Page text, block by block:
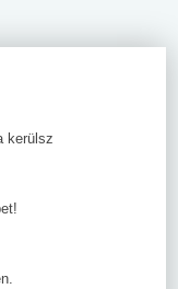
kerülsz